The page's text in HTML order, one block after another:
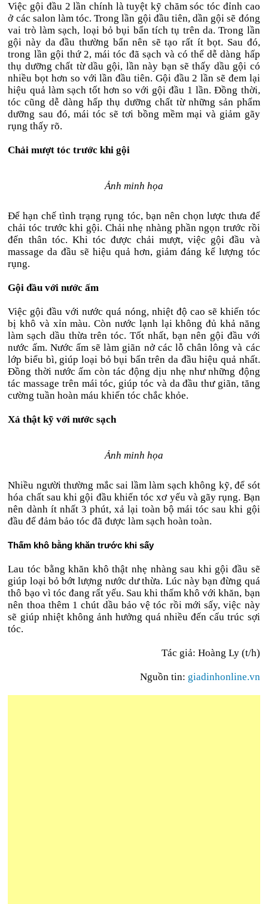
Việc gội đầu 2 lần chính là tuyệt kỹ chăm sóc tóc đỉnh cao
ở các salon làm tóc. Trong lần gội đầu tiên, dần gội sẽ đóng
vai trò làm sạch, loại bỏ bụi bẩn tích tụ trên da. Trong lần
gội này da đầu thường bẩn nên sẽ tạo rất ít bọt. Sau đó,
trong lần gội thứ 2, mái tóc đã sạch và có thể dễ dàng hấp
thụ dưỡng chất từ dầu gội, lần này bạn sẽ thấy dầu gội có
nhiều bọt hơn so với lần đầu tiên. Gội đầu 2 lần sẽ đem lại
hiệu quả làm sạch tốt hơn so với gội đầu 1 lần. Đồng thời,
tóc cũng dễ dàng hấp thụ dưỡng chất từ những sản phẩm
dưỡng sau đó, mái tóc sẽ tơi bồng mềm mại và giảm gãy
rụng thấy rõ.
Chải mượt tóc trước khi gội
Ảnh minh họa
Để hạn chế tình trạng rụng tóc, bạn nên chọn lược thưa để
chải tóc trước khi gội. Chải nhẹ nhàng phần ngọn trước rồi
đến thân tóc. Khi tóc được chải mượt, việc gội đầu và
massage da đầu sẽ hiệu quả hơn, giảm đáng kể lượng tóc
rụng.
Gội đầu với nước ấm
Việc gội đầu với nước quá nóng, nhiệt độ cao sẽ khiến tóc
bị khô và xỉn màu. Còn nước lạnh lại không đủ khả năng
làm sạch dầu thừa trên tóc. Tốt nhất, bạn nên gội đầu với
nước ấm. Nước ấm sẽ làm giãn nở các lỗ chân lông và các
lớp biểu bì, giúp loại bỏ bụi bẩn trên da đầu hiệu quả nhất.
Đồng thời nước ấm còn tác động dịu nhẹ như những động
tác massage trên mái tóc, giúp tóc và da đầu thư giãn, tăng
cường tuần hoàn máu khiến tóc chắc khỏe.
Xả thật kỹ với nước sạch
Ảnh minh họa
Nhiều người thường mắc sai lầm làm sạch không kỹ, để sót
hóa chất sau khi gội đầu khiến tóc xơ yếu và gãy rụng. Bạn
nên dành ít nhất 3 phút, xả lại toàn bộ mái tóc sau khi gội
đầu để đảm bảo tóc đã được làm sạch hoàn toàn.
Thấm khô bằng khăn trước khi sấy
Lau tóc bằng khăn khô thật nhẹ nhàng sau khi gội đầu sẽ
giúp loại bỏ bớt lượng nước dư thừa. Lúc này bạn đừng quá
thô bạo vì tóc đang rất yếu. Sau khi thấm khô với khăn, bạn
nên thoa thêm 1 chút dầu bảo vệ tóc rồi mới sấy, việc này
sẽ giúp nhiệt không ảnh hưởng quá nhiều đến cấu trúc sợi
tóc.
Tác giả: Hoàng Ly (t/h)
Nguồn tin: giadinhonline.vn